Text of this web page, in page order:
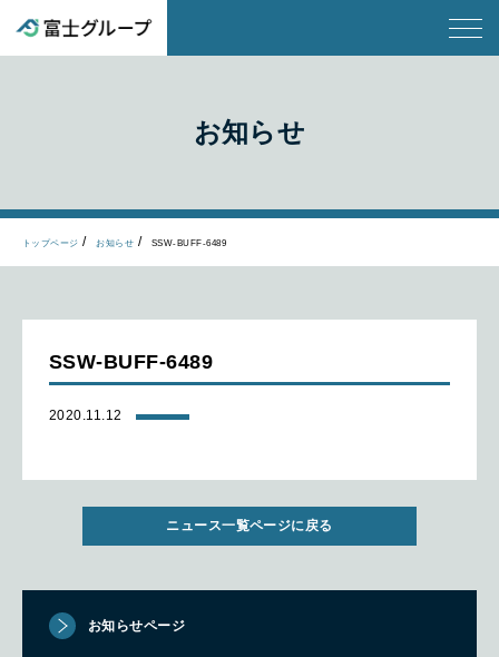
お知らせ
トップページ お知らせ SSW-BUFF-6489
SSW-BUFF-6489
2020.11.12
ニュース一覧ページに戻る
お知らせページ